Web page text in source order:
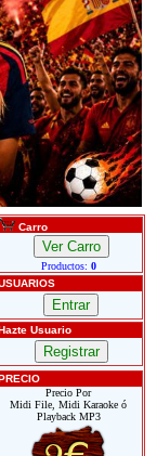
Carro
Productos: 0
Usuario
Precio Por
Midi File, Midi Karaoke ó
Playback MP3